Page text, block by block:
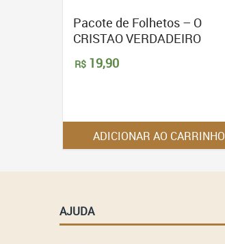
Pacote de Folhetos – O
CRISTAO VERDADEIRO
R$ 19,90
ADICIONAR AO CARRINHO
AJUDA